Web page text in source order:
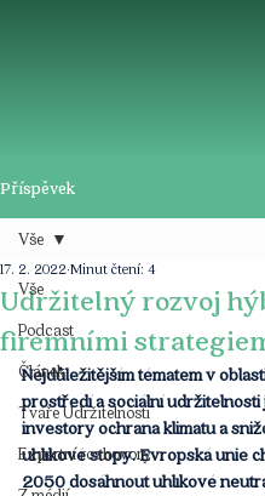
Příspěvek
Vše
Podcast
Článek
Tváře Udržitelnosti
Expertní rozhovory
Vše
Udržitelný rozvoj
firemními
17. 2. 2022 Minut čtení: 4
Nejdůležitějším tématem v
prostředí a sociální
investory ochrana klimatu a
uhlíkové stopy. Evropská unie
2050 dosáhnout uhlíkové